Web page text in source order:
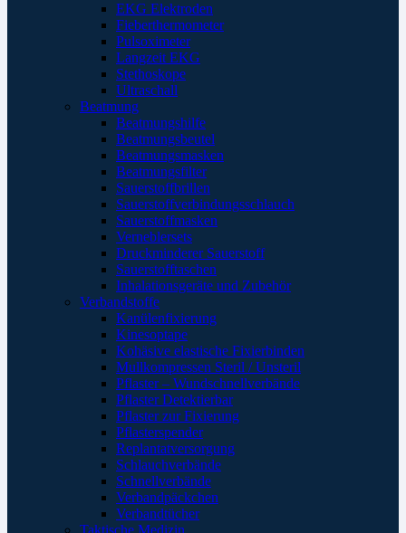
EKG Elektroden
Fieberthermometer
Pulsoximeter
Langzeit EKG
Stethoskope
Ultraschall
Beatmung
Beatmungshilfe
Beatmungsbeutel
Beatmungsmasken
Beatmungsfilter
Sauerstoffbrillen
Sauerstoffverbindungsschlauch
Sauerstoffmasken
Verneblersets
Druckminderer Sauerstoff
Sauerstofftaschen
Inhalationsgeräte und Zubehör
Verbandstoffe
Kanülenfixierung
Kinesoptape
Kohäsive elastische Fixierbinden
Mullkompressen Steril / Unsteril
Pflaster – Wundschnellverbände
Pflaster Detektierbar
Pflaster zur Fixierung
Pflasterspender
Replantatversorgung
Schlauchverbände
Schnellverbände
Verbandpäckchen
Verbandtücher
Taktische Medizin